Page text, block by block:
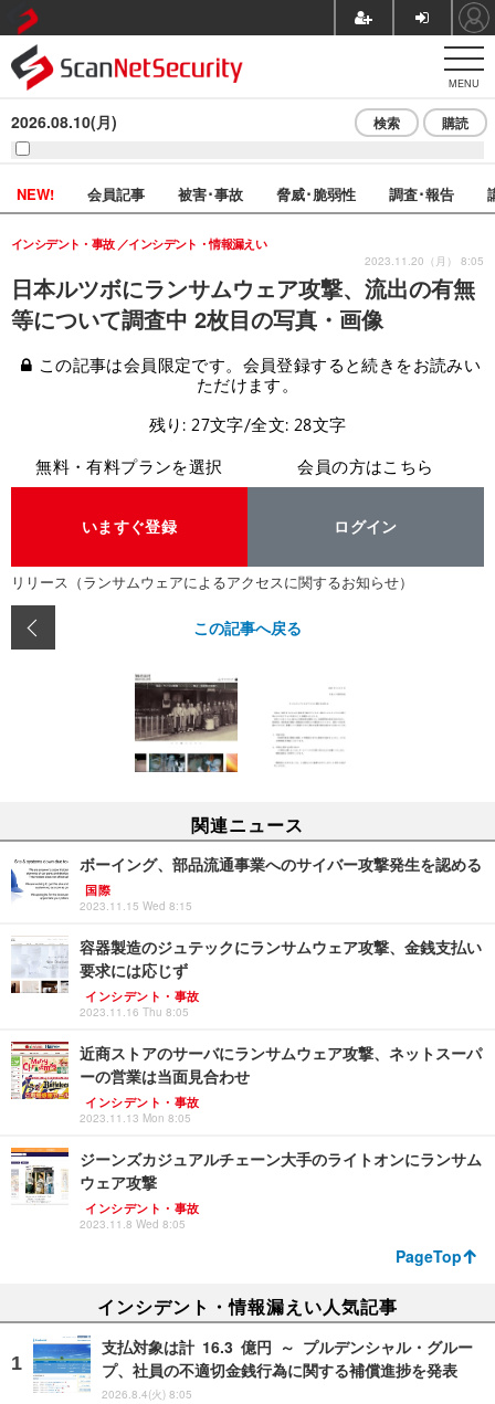
MENU
2026.08.10(月) 検索 購読
NEW! 会員記事 被害･事故 脅威･脆弱性 調査･報告
日本ルツボにランサムウェア攻撃、流出の有無
等について調査中 2枚目の写真・画像
インシデント・事故 インシデント・情報漏えい
2023.11.20（月） 8:05
この記事は会員限定です。会員登録すると続きをお読みい
ただけます。
残り: 27文字/全文: 28文字
無料・有料プランを選択
いますぐ登録
会員の方はこちら
ログイン
リリース（ランサムウェアによるアクセスに関するお知らせ）
この記事へ戻る
関連ニュース
ボーイング、部品流通事業へのサイバー攻撃発生を認める
国際
2023.11.15 Wed 8:15
容器製造のジュテックにランサムウェア攻撃、金銭支払い
要求には応じず
インシデント・事故
2023.11.16 Thu 8:05
近商ストアのサーバにランサムウェア攻撃、ネットスーパ
ーの営業は当面見合わせ
インシデント・事故
2023.11.13 Mon 8:05
ジーンズカジュアルチェーン大手のライトオンにランサム
ウェア攻撃
インシデント・事故
2023.11.8 Wed 8:05
PageTop
インシデント・情報漏えい人気記事
支払対象は計 16.3 億円 ～ プルデンシャル・グルー
プ、社員の不適切金銭行為に関する補償進捗を発表
2026.8.4(火) 8:05